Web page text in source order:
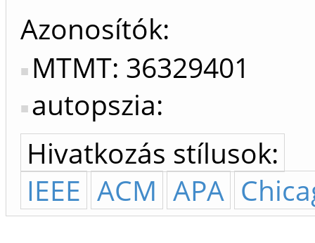
Azonosítók
MTMT: 36329401
autopszia:
Hivatkozás stílusok:
IEEE ACM APA